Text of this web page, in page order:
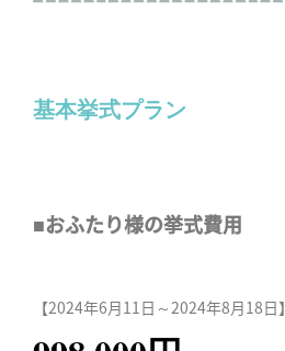
基本挙式プラン
■おふたり様の挙式費用
【2024年6月11日～2024年8月18日】